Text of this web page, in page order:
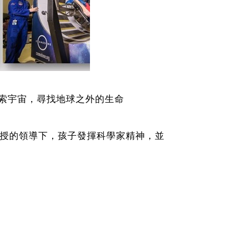
宇宙，尋找地球之外的生命
的領導下，孩子發揮科學家精神，並